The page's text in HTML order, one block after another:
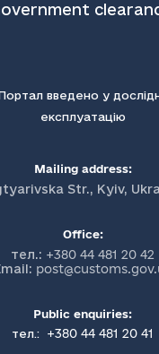
введено у
експлуатацію
Mailing address:
Str., Kyiv,
Office:
тел.: +380 44 481 20 42
Public enquiries:
тел.:
+380 44 481 20 41